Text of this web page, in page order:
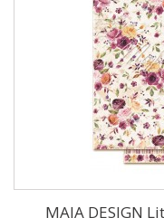
MAJA DESIGN